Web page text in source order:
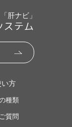
肝ナビ」
テム
い方
種類
質問